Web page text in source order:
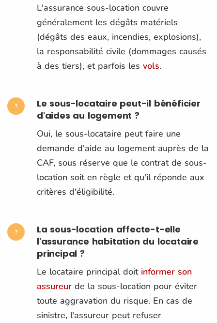
L'assurance sous-location couvre
généralement les dégâts matériels
(dégâts des eaux, incendies, explosions),
la responsabilité civile (dommages causés
à des tiers), et parfois les vols​​.
Le sous-locataire peut-il bénéficier
d'aides au logement ?
Oui, le sous-locataire peut faire une
demande d'aide au logement auprès de la
CAF, sous réserve que le contrat de sous-
location soit en règle et qu'il réponde aux
critères d'éligibilité​.
La sous-location affecte-t-elle
l'assurance habitation du locataire
principal ?
Le locataire principal doit informer son
assureur de la sous-location pour éviter
toute aggravation du risque. En cas de
sinistre, l'assureur peut refuser